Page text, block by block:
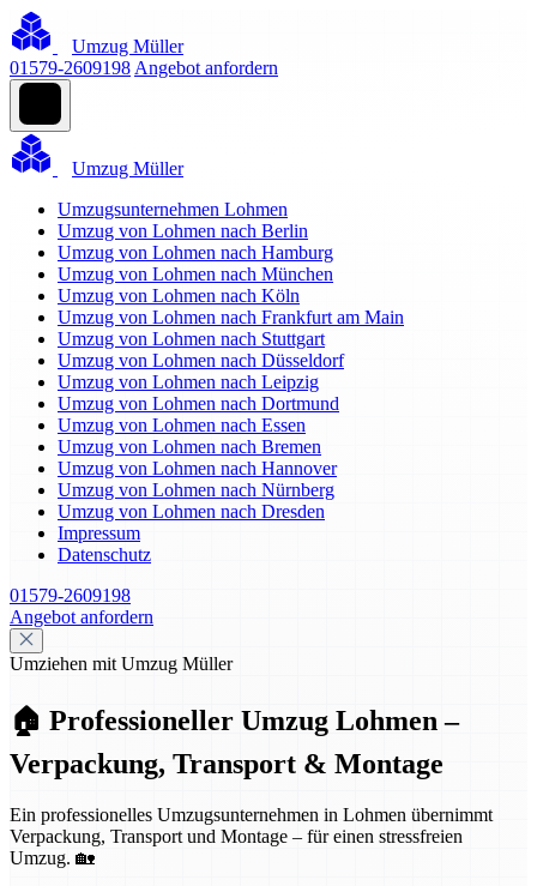
Umzug Müller
01579-2609198 Angebot anfordern
Umzug Müller
Umzugsunternehmen Lohmen
Umzug von Lohmen nach Berlin
Umzug von Lohmen nach Hamburg
Umzug von Lohmen nach München
Umzug von Lohmen nach Köln
Umzug von Lohmen nach Frankfurt am Main
Umzug von Lohmen nach Stuttgart
Umzug von Lohmen nach Düsseldorf
Umzug von Lohmen nach Leipzig
Umzug von Lohmen nach Dortmund
Umzug von Lohmen nach Essen
Umzug von Lohmen nach Bremen
Umzug von Lohmen nach Hannover
Umzug von Lohmen nach Nürnberg
Umzug von Lohmen nach Dresden
Impressum
Datenschutz
01579-2609198
Angebot anfordern
Umziehen mit Umzug Müller
🏠 Professioneller Umzug Lohmen –
Verpackung, Transport & Montage
Ein professionelles Umzugsunternehmen in Lohmen übernimmt
Verpackung, Transport und Montage – für einen stressfreien
Umzug. 🏡